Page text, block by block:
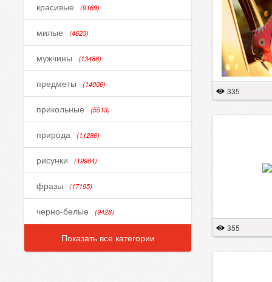
красивые (9169)
милые (4623)
мужчины (13486)
предметы (14006)
прикольные (5513)
природа (11286)
рисунки (19984)
фразы (17195)
черно-белые (9428)
Показать все категории
335
355